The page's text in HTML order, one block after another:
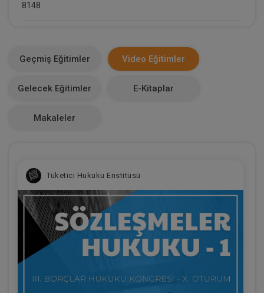
8148
0
Geçmiş Eğitimler Video Eğitimler
Gelecek Eğitimler E-Kitaplar
Makaleler
Tüketici Hukuku Enstitüsü